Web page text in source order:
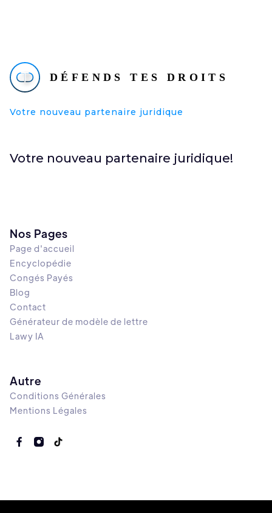
Votre nouveau partenaire juridique
Votre nouveau partenaire juridique!
Nos Pages
Page d'accueil
Encyclopédie
Congés Payés
Blog
Contact
Générateur de modèle de lettre
Lawy IA
Autre
Conditions Générales
Mentions Légales